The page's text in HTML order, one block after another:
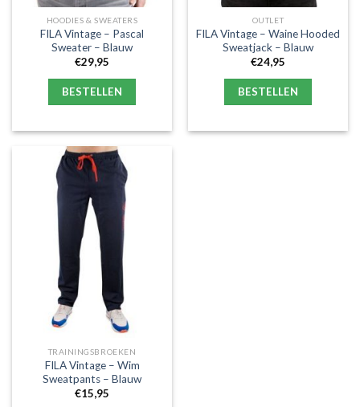
HOODIES & SWEATERS
FILA Vintage – Pascal
Sweater – Blauw
€29,95
BESTELLEN
OUTLET
FILA Vintage – Waine Hooded
Sweatjack – Blauw
€24,95
BESTELLEN
TRAININGSBROEKEN
FILA Vintage – Wim
Sweatpants – Blauw
€15,95